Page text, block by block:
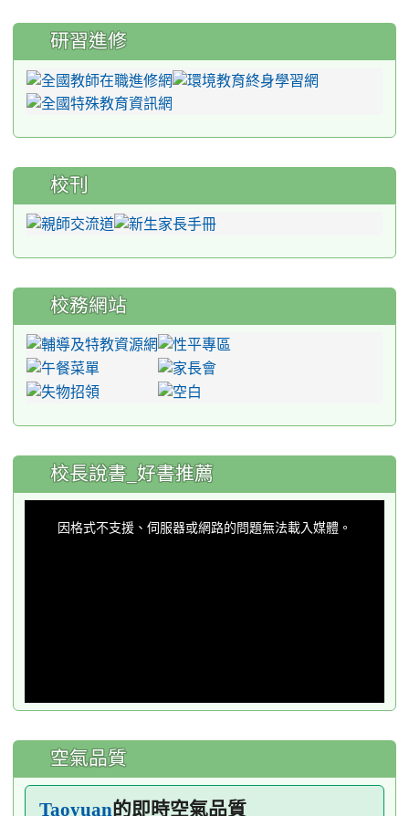
研習進修
校刊
校務網站
:::
校長說書_好書推薦
因格式不支援、伺服器或網路的問題無法載入媒體。
空氣品質
Taoyuan的即時空氣品質